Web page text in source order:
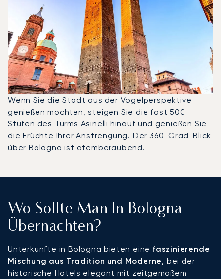
Wenn Sie die Stadt aus der Vogelperspektive
genießen möchten, steigen Sie die fast 500
Stufen des Turms Asinelli hinauf und genießen Sie
die Früchte Ihrer Anstrengung. Der 360-Grad-Blick
über Bologna ist atemberaubend.
Wo Sollte Man In Bologna
Übernachten?
Unterkünfte in Bologna bieten eine faszinierende
Mischung aus Tradition und Moderne, bei der
historische Hotels elegant mit zeitgemäßem